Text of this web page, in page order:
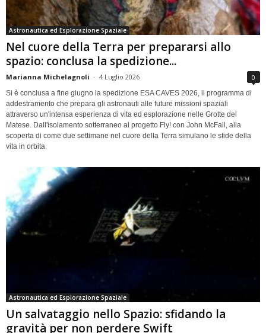
Astronautica ed Esplorazione Spaziale
Nel cuore della Terra per prepararsi allo
spazio: conclusa la spedizione...
Marianna Michelagnoli - 4 Luglio 2026 0
Si è conclusa a fine giugno la spedizione ESA CAVES 2026, il programma di
addestramento che prepara gli astronauti alle future missioni spaziali
attraverso un'intensa esperienza di vita ed esplorazione nelle Grotte del
Matese. Dall'isolamento sotterraneo al progetto Fly! con John McFall, alla
scoperta di come due settimane nel cuore della Terra simulano le sfide della
vita in orbita
Astronautica ed Esplorazione Spaziale
Un salvataggio nello Spazio: sfidando la
gravità per non perdere Swift